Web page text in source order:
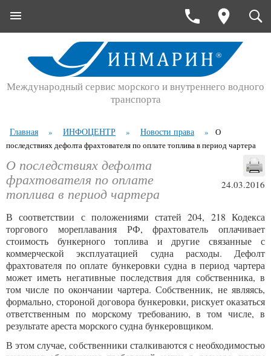
Международный сервис морского и внутреннего водного
транспорта
Главная » ИНФОЦЕНТР » Новости права »
О
последствиях дефолта фрахтователя по оплате топлива в период чартера
24.03.2016
О последствиях дефолта
фрахтователя по оплате
топлива в период чартера
В соответствии с положениями статей 204, 218 Кодекса
торгового мореплавания РФ, фрахтователь оплачивает
стоимость бункерного топлива и другие связанные с
коммерческой эксплуатацией судна расходы. Дефолт
фрахтователя по оплате бункеровки судна в период чартера
может иметь негативные последствия для собственника, в
том числе по окончании чартера. Собственник, не являясь,
формально, стороной договора бункеровки, рискует оказаться
ответственным по морскому требованию, в том числе, в
результате ареста морского судна бункеровщиком.
В этом случае, собственники сталкиваются с необходимостью